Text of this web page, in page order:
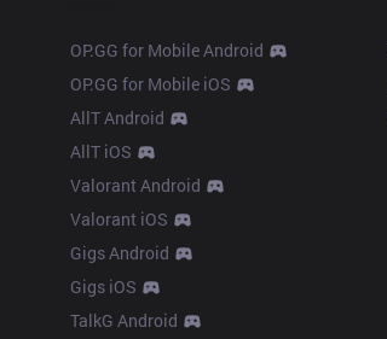
OP.GG for Mobile Android
OP.GG for Mobile iOS
AllT Android
AllT iOS
Valorant Android
Valorant iOS
Gigs Android
Gigs iOS
TalkG Android